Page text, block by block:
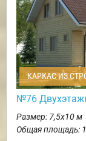
КАРКАС ИЗ
№76
Размер: 7,5х10 м
Общая площадь: